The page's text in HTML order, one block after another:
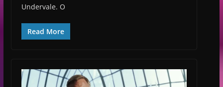
Undervale. O
Read More